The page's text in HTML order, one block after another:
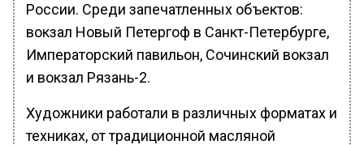
России. Среди запечатленных объектов:
вокзал Новый Петергоф в Санкт-Петербурге,
Императорский павильон, Сочинский вокзал
и вокзал Рязань-2.
Художники работали в различных форматах и
техниках, от традиционной масляной